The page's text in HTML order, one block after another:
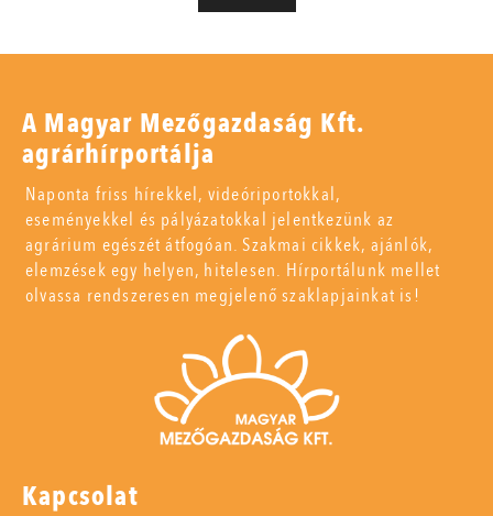
A Magyar Mezőgazdaság Kft.
agrárhírportálja
Naponta friss hírekkel, videóriportokkal,
eseményekkel és pályázatokkal jelentkezünk az
agrárium egészét átfogóan. Szakmai cikkek, ajánlók,
elemzések egy helyen, hitelesen. Hírportálunk mellet
olvassa rendszeresen megjelenő szaklapjainkat is!
Kapcsolat